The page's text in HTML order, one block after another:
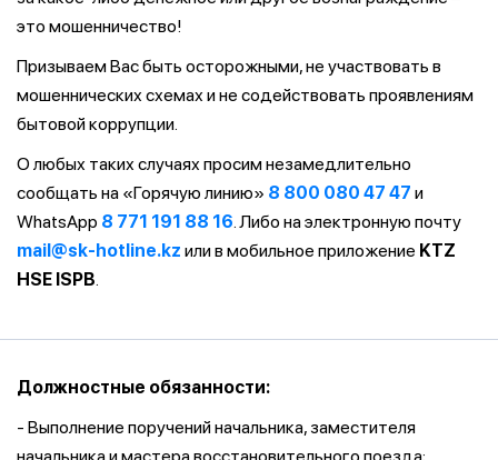
это мошенничество!
Призываем Вас быть осторожными, не участвовать в
мошеннических схемах и не содействовать проявлениям
бытовой коррупции.
О любых таких случаях просим незамедлительно
сообщать на «Горячую линию» 8 800 080 47 47 и
WhatsApp 8 771 191 88 16. Либо на электронную почту
mail@sk-hotline.kz или в мобильное приложение KTZ
HSE ISPB.
Должностные обязанности:
- Выполнение поручений начальника, заместителя